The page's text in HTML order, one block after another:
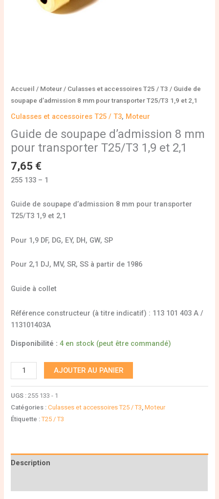
Accueil / Moteur / Culasses et accessoires T25 / T3 / Guide de
soupape d’admission 8 mm pour transporter T25/T3 1,9 et 2,1
Culasses et accessoires T25 / T3, Moteur
Guide de soupape d’admission 8 mm
pour transporter T25/T3 1,9 et 2,1
7,65 €
255 133 – 1
Guide de soupape d’admission 8 mm pour transporter
T25/T3 1,9 et 2,1
Pour 1,9 DF, DG, EY, DH, GW, SP
Pour 2,1 DJ, MV, SR, SS à partir de 1986
Guide à collet
Référence constructeur (à titre indicatif) : 113 101 403 A /
113101403A
Disponibilité : 4 en stock (peut être commandé)
AJOUTER AU PANIER
UGS :255 133 - 1
Catégories :Culasses et accessoires T25 / T3 ,Moteur
Étiquette :T25 / T3
Description